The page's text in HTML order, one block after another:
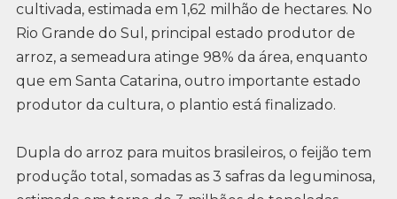
cultivada, estimada em 1,62 milhão de hectares. No
Rio Grande do Sul, principal estado produtor de
arroz, a semeadura atinge 98% da área, enquanto
que em Santa Catarina, outro importante estado
produtor da cultura, o plantio está finalizado.
Dupla do arroz para muitos brasileiros, o feijão tem
produção total, somadas as 3 safras da leguminosa,